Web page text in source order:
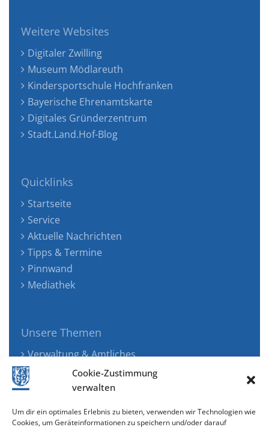
Cookie-Zustimmung
verwalten
Um dir ein optimales Erlebnis zu bieten, verwenden wir Technologien wie
Cookies, um Geräteinformationen zu speichern und/oder darauf
Weitere Websites
Digitaler Zwilling
Museum Mödlareuth
Kindersportschule Hochfranken
Bayerische Ehrenamtskarte
Digitales Gründerzentrum
Stadt.Land.Hof-Blog
Quicklinks
Startseite
Service
Aktuelle Nachrichten
Tipps & Termine
Pinnwand
Mediathek
Unsere Themen
Verwaltung & Amtliches
Jugend, Familie & Gesundheit
Tourismus, Freizeit & Ökologie
Wirtschaft & Verkehr